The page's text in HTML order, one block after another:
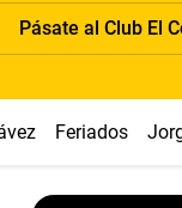
Pásate al Club El
Feriados